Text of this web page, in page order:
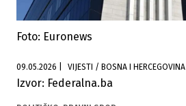
Foto: Euronews
09.05.2026 VIJESTI / BOSNA I HERCEGOVINA
Izvor: Federalna.ba